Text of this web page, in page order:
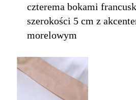
czterema bokami
szerokości 5 cm z
morelowym